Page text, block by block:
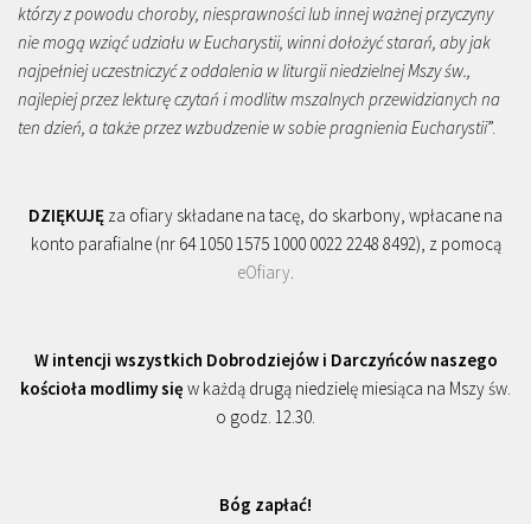
którzy z powodu choroby, niesprawności lub innej ważnej przyczyny
nie mogą wziąć udziału w Eucharystii, winni dołożyć starań, aby jak
najpełniej uczestniczyć z oddalenia w liturgii niedzielnej Mszy św.,
najlepiej przez lekturę czytań i modlitw mszalnych przewidzianych na
ten dzień, a także przez wzbudzenie w sobie pragnienia Eucharystii”.
DZIĘKUJĘ za ofiary składane na tacę, do skarbony, wpłacane na
konto parafialne (nr 64 1050 1575 1000 0022 2248 8492), z pomocą
eOfiary
W intencji wszystkich Dobrodziejów i Darczyńców naszego
kościoła modlimy się w każdą drugą niedzielę miesiąca na Mszy św.
o godz. 12.30.
Bóg zapłać!